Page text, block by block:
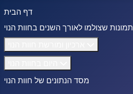
דף הבית
תמונות שצולמו לאורך השנים בחוות הנוי
מסד הנתונים של חוות הנוי